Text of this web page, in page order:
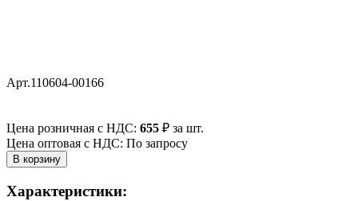
Арт.110604-00166
Цена розничная с НДС: 655 ₽ за шт.
Цена оптовая с НДС: По запросу
Характеристики: